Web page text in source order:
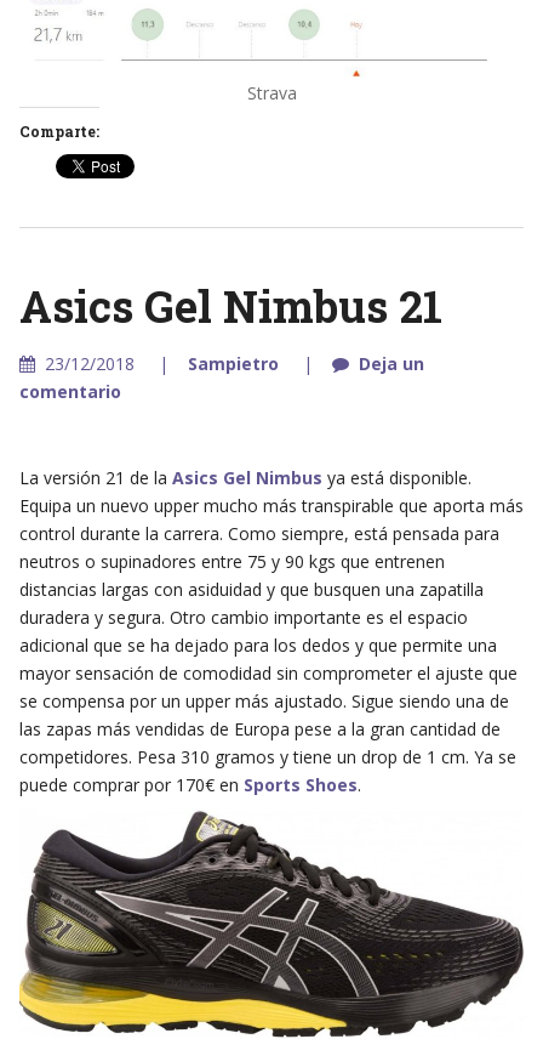
Strava
Comparte:
Asics Gel Nimbus 21
23/12/2018 Sampietro
Deja un
comentario
La versión 21 de la Asics Gel Nimbus ya está disponible.
Equipa un nuevo upper mucho más transpirable que aporta más
control durante la carrera. Como siempre, está pensada para
neutros o supinadores entre 75 y 90 kgs que entrenen
distancias largas con asiduidad y que busquen una zapatilla
duradera y segura. Otro cambio importante es el espacio
adicional que se ha dejado para los dedos y que permite una
mayor sensación de comodidad sin comprometer el ajuste que
se compensa por un upper más ajustado. Sigue siendo una de
las zapas más vendidas de Europa pese a la gran cantidad de
competidores. Pesa 310 gramos y tiene un drop de 1 cm. Ya se
puede comprar por 170€ en Sports Shoes.